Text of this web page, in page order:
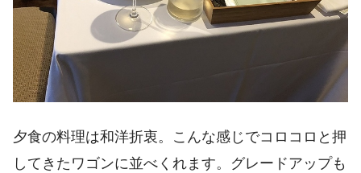
夕食の料理は和洋折衷。こんな感じでコロコロと押
してきたワゴンに並べくれます。グレードアップも